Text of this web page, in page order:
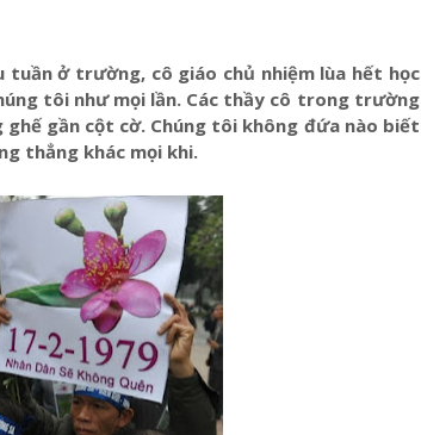
tuầnởtrường, cô giáo chủ nhiệm lùa hết học
tôi nhưmọi lần. Các thầy cô trong trường
ghếgần cột cờ. Chúng tôi không đứa nào biết
thẳng khác mọi khi.